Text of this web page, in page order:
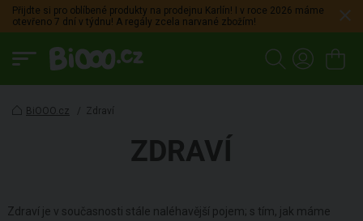
Přijdte si pro oblíbené produkty na prodejnu Karlín! I v roce 2026 máme
otevřeno 7 dní v týdnu! A regály zcela narvané zbožím!
BiOOO.cz / Zdraví
ZDRAVÍ
Zdraví je v současnosti stále naléhavější pojem; s tím, jak máme